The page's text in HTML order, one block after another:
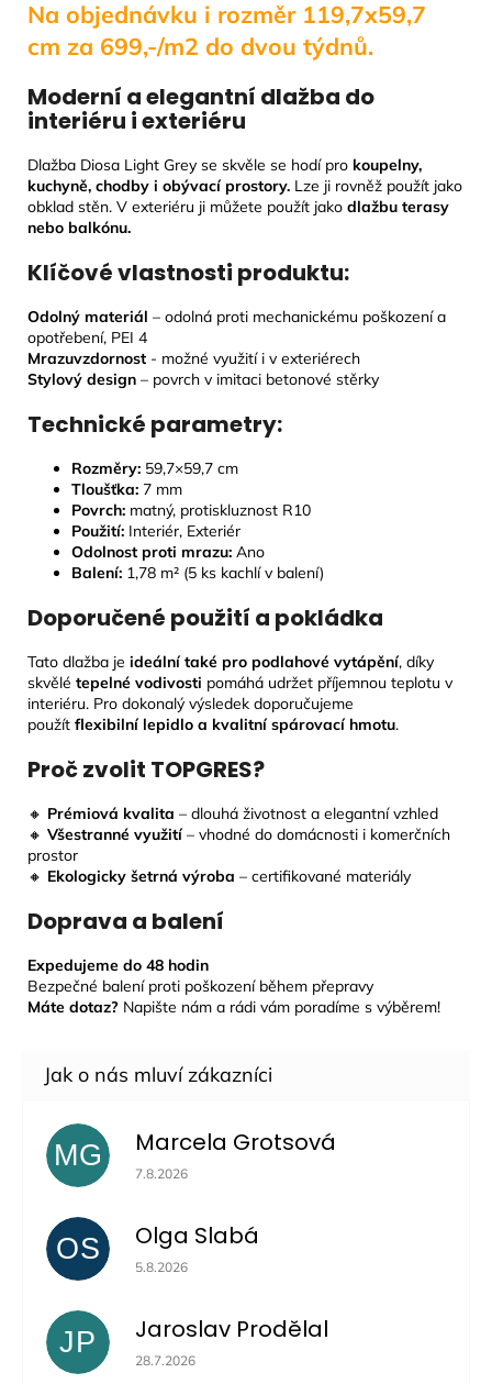
Na objednávku i rozměr 119,7x59,7
cm za 699,-/m2 do dvou týdnů.
Moderní a elegantní dlažba do
interiéru i exteriéru
Dlažba Diosa Light Grey se skvěle se hodí pro koupelny,
kuchyně, chodby i obývací prostory. Lze ji rovněž použít jako
obklad stěn. V exteriéru ji můžete použít jako dlažbu terasy
nebo balkónu.
Klíčové vlastnosti produktu:
Odolný materiál – odolná proti mechanickému poškození a
opotřebení, PEI 4
Mrazuvzdornost - možné využití i v exteriérech
Stylový design – povrch v imitaci betonové stěrky
Technické parametry:
Rozměry: 59,7×59,7 cm
Tloušťka: 7 mm
Povrch: matný, protiskluznost R10
Použití: Interiér, Exteriér
Odolnost proti mrazu: Ano
Balení: 1,78 m² (5 ks kachlí v balení)
Doporučené použití a pokládka
Tato dlažba je ideální také pro podlahové vytápění, díky
skvělé tepelné vodivosti pomáhá udržet příjemnou teplotu v
interiéru. Pro dokonalý výsledek doporučujeme
použít flexibilní lepidlo a kvalitní spárovací hmotu.
Proč zvolit TOPGRES?
🔸 Prémiová kvalita – dlouhá životnost a elegantní vzhled
🔸 Všestranné využití – vhodné do domácnosti i komerčních
prostor
🔸 Ekologicky šetrná výroba – certifikované materiály
Doprava a balení
Expedujeme do 48 hodin
Bezpečné balení proti poškození během přepravy
Máte dotaz? Napište nám a rádi vám poradíme s výběrem!
MG Marcela Grotsová
Hodnocení obchodu je 5 z 5 hvězdiček.
7.8.2026
OS Olga Slabá
Hodnocení obchodu je 5 z 5 hvězdiček.
5.8.2026
JP Jaroslav Prodělal
Hodnocení obchodu je 5 z 5 hvězdiček.
28.7.2026